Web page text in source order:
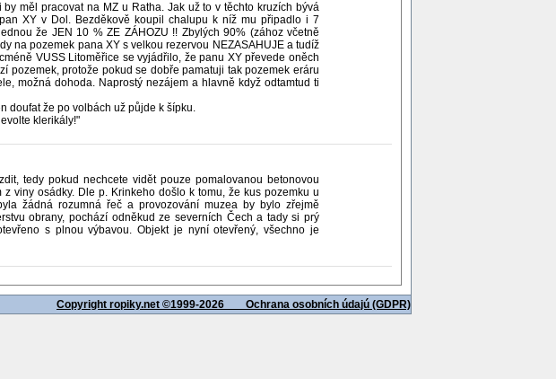
měl pracovat na MZ u Ratha. Jak už to v těchto kruzích bývá
XY v Dol. Bezděkově koupil chalupu k níž mu připadlo i 7
že JEN 10 % ZE ZÁHOZU !! Zbylých 90% (zához včetně
na pozemek pana XY s velkou rezervou NEZASAHUJE a tudíž
VUSS Litoměřice se vyjádřilo, že panu XY převede oněch
pozemek, protože pokud se dobře pamatuji tak pozemek eráru
možná dohoda. Naprostý nezájem a hlavně když odtamtud ti
doufat že po volbách už půjde k šípku.
klerikály!"
tedy pokud nechcete vidět pouze pomalovanou betonovou
viny osádky. Dle p. Krinkeho došlo k tomu, že kus pozemku u
žádná rozumná řeč a provozování muzea by bylo zřejmě
obrany, pochází odněkud ze severních Čech a tady si prý
s plnou výbavou. Objekt je nyní otevřený, všechno je
Copyright ropiky.net ©1999-2026 Ochrana osobních údajú (GDPR)